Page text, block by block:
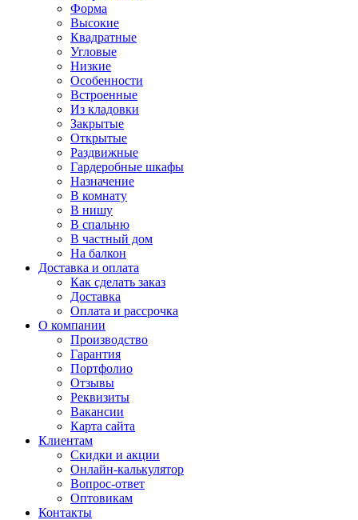
Форма
Высокие
Квадратные
Угловые
Низкие
Особенности
Встроенные
Из кладовки
Закрытые
Открытые
Раздвижные
Гардеробные шкафы
Назначение
В комнату
В нишу
В спальню
В частный дом
На балкон
Доставка и оплата
Как сделать заказ
Доставка
Оплата и рассрочка
О компании
Производство
Гарантия
Портфолио
Отзывы
Реквизиты
Вакансии
Карта сайта
Клиентам
Скидки и акции
Онлайн-калькулятор
Вопрос-ответ
Оптовикам
Контакты